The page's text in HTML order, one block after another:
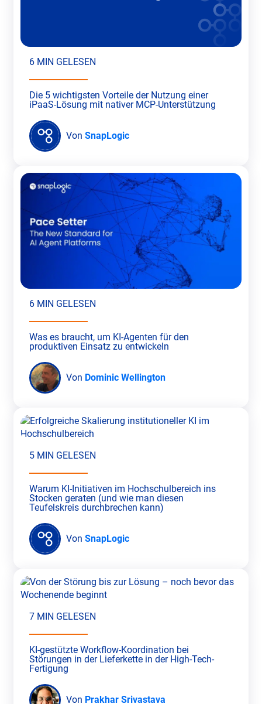
6 MIN GELESEN
Die 5 wichtigsten Vorteile der Nutzung einer
iPaaS-Lösung mit nativer MCP-Unterstützung
Von SnapLogic
6 MIN GELESEN
Was es braucht, um KI-Agenten für den
produktiven Einsatz zu entwickeln
Von Dominic Wellington
5 MIN GELESEN
Warum KI-Initiativen im Hochschulbereich ins
Stocken geraten (und wie man diesen
Teufelskreis durchbrechen kann)
Von SnapLogic
7 MIN GELESEN
KI-gestützte Workflow-Koordination bei
Störungen in der Lieferkette in der High-Tech-
Fertigung
Von Prakhar Srivastava